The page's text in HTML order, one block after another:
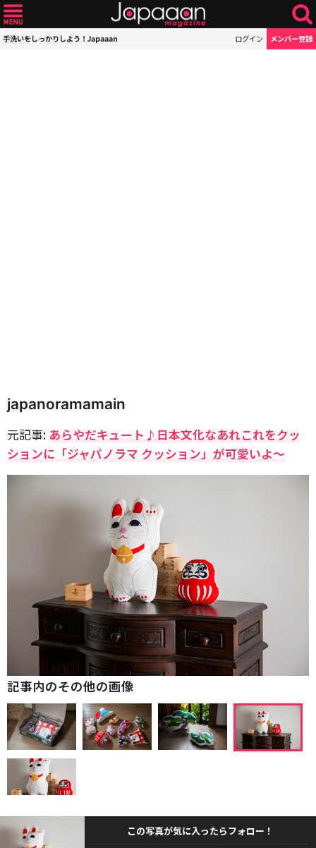
手洗いをしっかりしよう！Japaaan ログイン メンバー登録
japanoramamain
元記事: あらやだキュート♪日本文化なあれこれをクッ
ションに「ジャパノラマ クッション」が可愛いよ〜
記事内のその他の画像
この写真が気に入ったらフォロー！